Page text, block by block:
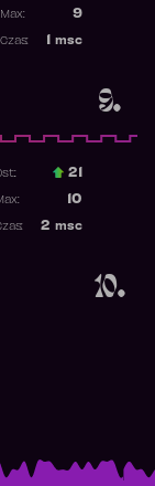
9.
9
Max:
msc
Czas:
10.
21
10
2 msc